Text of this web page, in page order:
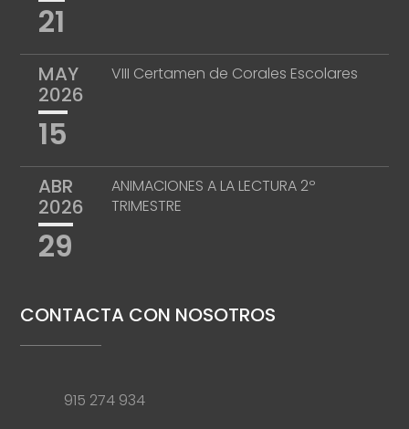
21
MAY
2026
15
VIII Certamen de Corales Escolares
ABR
2026
29
ANIMACIONES A LA LECTURA 2º
TRIMESTRE
CONTACTA CON NOSOTROS
915 274 934